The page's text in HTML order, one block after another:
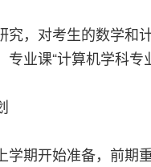
究，对考生的数学和
专业课“计算机学科
学期开始准备，前期